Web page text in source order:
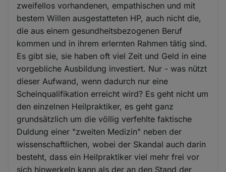
zweifellos vorhandenen, empathischen und mit
bestem Willen ausgestatteten HP, auch nicht die,
die aus einem gesundheitsbezogenen Beruf
kommen und in ihrem erlernten Rahmen tätig sind.
Es gibt sie, sie haben oft viel Zeit und Geld in eine
vorgebliche Ausbildung investiert. Nur - was nützt
dieser Aufwand, wenn dadurch nur eine
Scheinqualifikation erreicht wird? Es geht nicht um
den einzelnen Heilpraktiker, es geht ganz
grundsätzlich um die völlig verfehlte faktische
Duldung einer "zweiten Medizin" neben der
wissenschaftlichen, wobei der Skandal auch darin
besteht, dass ein Heilpraktiker viel mehr frei vor
sich hinwerkeln kann als der an den Stand der